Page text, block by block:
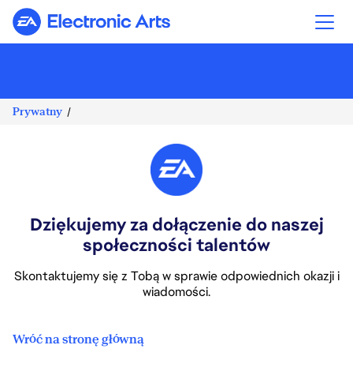
Electronic Arts
Prywatny
Dziękujemy za dołączenie do naszej
społeczności talentów
Skontaktujemy się z Tobą w sprawie odpowiednich okazji i
wiadomości.
Wróć na stronę główną